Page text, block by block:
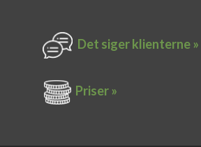
Det siger k​lienterne​ »
Priser »